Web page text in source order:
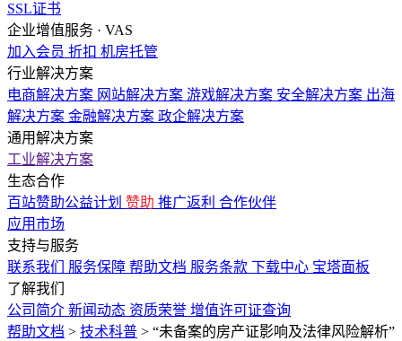
SSL证书
企业增值服务 · VAS
加入会员 折扣 机房托管
行业解决方案
电商解决方案 网站解决方案 游戏解决方案 安全解决方案 出海
解决方案 金融解决方案 政企解决方案
通用解决方案
工业解决方案
生态合作
百站赞助公益计划 赞助 推广返利 合作伙伴
应用市场
支持与服务
联系我们
服务保障 帮助文档 服务条款 下载中心 宝塔面板
了解我们
公司简介 新闻动态 资质荣誉 增值许可证查询
帮助文档 > 技术科普 > “未备案的房产证影响及法律风险解析”